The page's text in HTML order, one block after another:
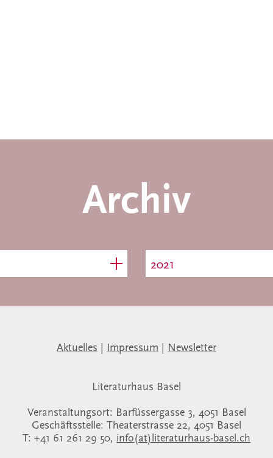
Archiv
2021
Aktuelles Impressum Newsletter
Literaturhaus Basel
Veranstaltungsort: Barfüssergasse 3, 4051 Basel
Geschäftsstelle: Theaterstrasse 22, 4051 Basel
T: +41 61 261 29 50, info(at)literaturhaus-basel.ch